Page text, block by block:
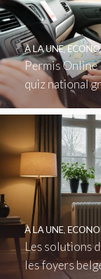
Permis Online
quiz national
À LA UNE,
Les solutions
les foyers
À LA UNE,